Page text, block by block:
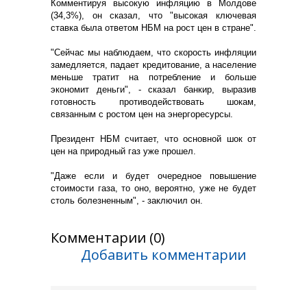
Комментируя высокую инфляцию в Молдове
(34,3%), он сказал, что "высокая ключевая
ставка была ответом НБМ на рост цен в стране".
"Сейчас мы наблюдаем, что скорость инфляции
замедляется, падает кредитование, а население
меньше тратит на потребление и больше
экономит деньги", - сказал банкир, выразив
готовность противодействовать шокам,
связанным с ростом цен на энергоресурсы.
Президент НБМ считает, что основной шок от
цен на природный газ уже прошел.
"Даже если и будет очередное повышение
стоимости газа, то оно, вероятно, уже не будет
столь болезненным", - заключил он.
Комментарии (0)
Добавить комментарии